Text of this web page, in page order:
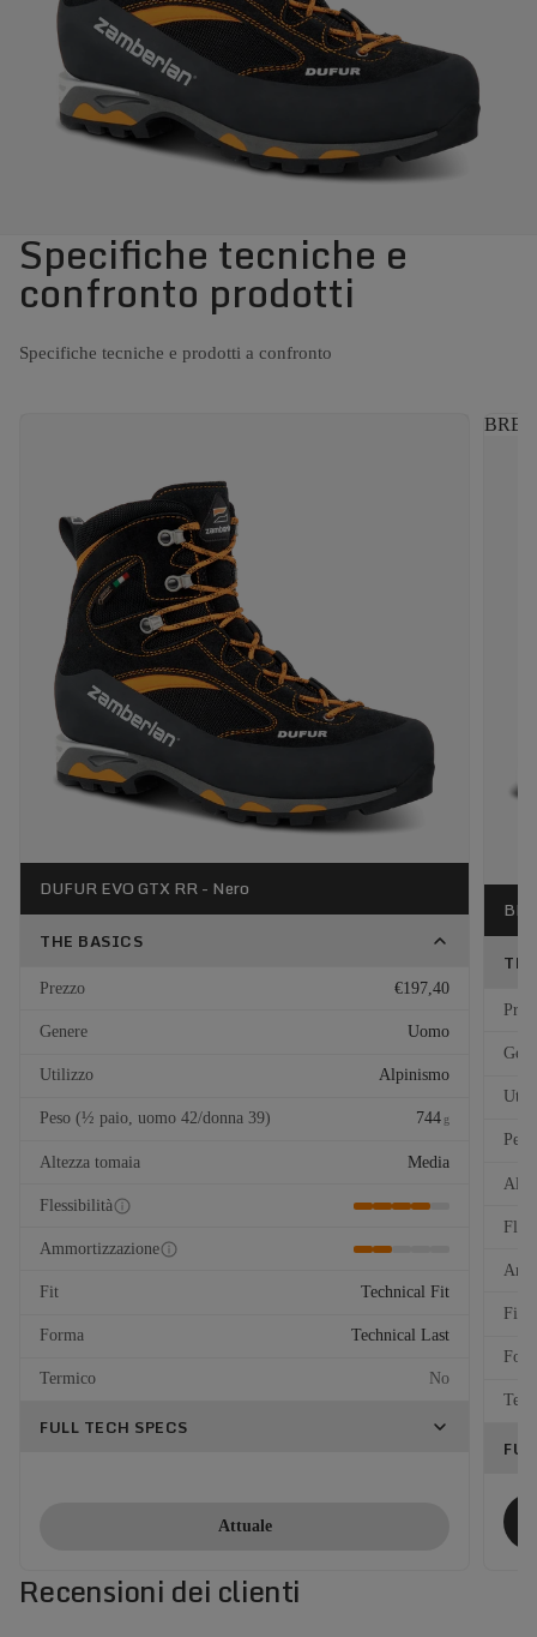
Specifiche tecniche e
confronto prodotti
Specifiche tecniche e prodotti a confronto
DUFUR EVO GTX RR - Nero
THE BASICS
Prezzo €197,40
Genere Uomo
Utilizzo Alpinismo
Peso (½ paio, uomo 42/donna 39) 744 g
Altezza tomaia Media
Flessibilità
Ammortizzazione
Fit Technical Fit
Forma Technical Last
Termico No
FULL TECH SPECS
Attuale
Fit
Recensioni dei clienti